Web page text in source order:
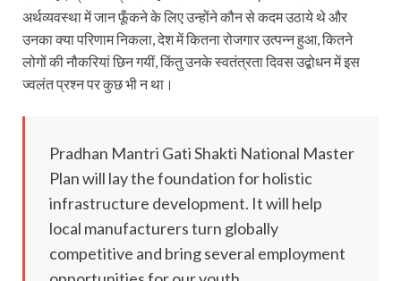
अर्थव्यवस्था में जान फूँकने के लिए उन्होंने कौन से कदम उठाये थे और
उनका क्या परिणाम निकला, देश में कितना रोजगार उत्पन्न हुआ, कितने
लोगों की नौकरियां छिन गयीं, किंतु उनके स्वतंत्रता दिवस उद्बोधन में इस
ज्वलंत प्रश्न पर कुछ भी न था।
Pradhan Mantri Gati Shakti National Master
Plan will lay the foundation for holistic
infrastructure development. It will help
local manufacturers turn globally
competitive and bring several employment